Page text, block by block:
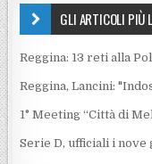
GLI ARTICOLI PIÙ
Reggina: 13 reti alla
Reggina, Lancini:
1° Meeting “Città di
Serie D, ufficiali i nove